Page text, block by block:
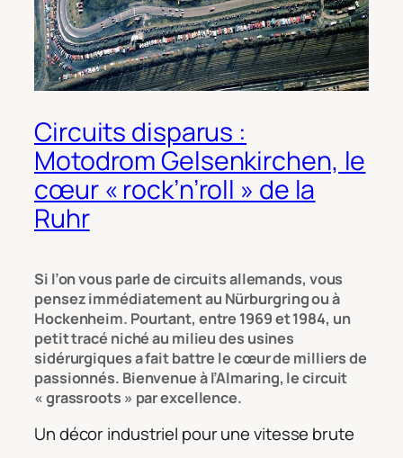
Circuits disparus :
Motodrom Gelsenkirchen, le
cœur « rock’n’roll » de la
Ruhr
Si l’on vous parle de circuits allemands, vous
pensez immédiatement au Nürburgring ou à
Hockenheim. Pourtant, entre 1969 et 1984, un
petit tracé niché au milieu des usines
sidérurgiques a fait battre le cœur de milliers de
passionnés. Bienvenue à l’Almaring, le circuit
« grassroots » par excellence.
Un décor industriel pour une vitesse brute